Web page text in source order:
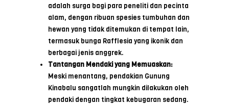
adalah surga bagi para peneliti dan pecinta
alam, dengan ribuan spesies tumbuhan dan
hewan yang tidak ditemukan di tempat lain,
termasuk bunga Rafflesia yang ikonik dan
berbagai jenis anggrek.
Tantangan Mendaki yang Memuaskan:
Meski menantang, pendakian Gunung
Kinabalu sangatlah mungkin dilakukan oleh
pendaki dengan tingkat kebugaran sedang.